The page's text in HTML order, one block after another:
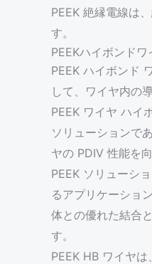
PEEK 絶縁電線は
す。
PEEKハイボンドワ
PEEK ハイボンド
して、ワイヤ内の
PEEK ワイヤ ハイ
ソリューションで
ヤの PDIV 性能を
PEEK ソリューシ
るアプリケーショ
体との優れた結合
す。
PEEK HB ワイヤ